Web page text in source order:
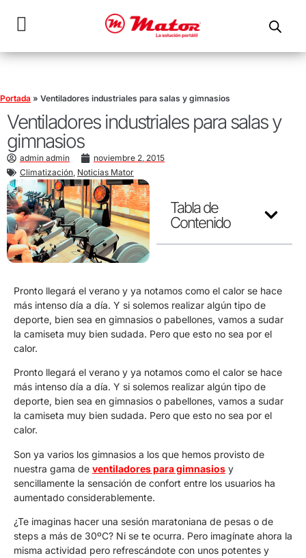
Portada » Ventiladores industriales para salas y gimnasios
Ventiladores industriales para salas y
gimnasios
admin admin
noviembre 2, 2015
Climatización, Noticias Mator
Tabla de
Contenido
Pronto llegará el verano y ya notamos como el calor se hace
más intenso día a día. Y si solemos realizar algún tipo de
deporte, bien sea en gimnasios o pabellones, vamos a sudar
la camiseta muy bien sudada. Pero que esto no sea por el
calor.
Pronto llegará el verano y ya notamos como el calor se hace
más intenso día a día. Y si solemos realizar algún tipo de
deporte, bien sea en gimnasios o pabellones, vamos a sudar
la camiseta muy bien sudada. Pero que esto no sea por el
calor.
Son ya varios los gimnasios a los que hemos provisto de
nuestra gama de ventiladores para gimnasios y
sencillamente la sensación de confort entre los usuarios ha
aumentado considerablemente.
¿Te imaginas hacer una sesión maratoniana de pesas o de
steps a más de 30ºC? Ni se te ocurra. Pero imagínate ahora la
misma actividad pero refrescándote con unos potentes y